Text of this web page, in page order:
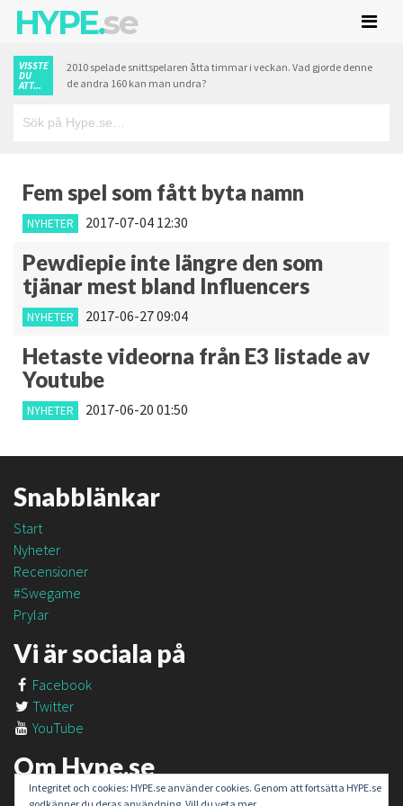
HYPE.se
VISSTE
DU
ATT...
2010 spelade snittspelaren åtta timmar i veckan. Vad gjorde denne
de andra 160 kan man undra?
Fem spel som fått byta namn
NYHETER 2017-07-04 12:30
Pewdiepie inte längre den som
tjänar mest bland Influencers
NYHETER 2017-06-27 09:04
Hetaste videorna från E3 listade av
Youtube
NYHETER 2017-06-20 01:50
Snabblänkar
Start
Nyheter
Recensioner
#Swegame
Prylar
Vi är sociala på
Facebook
Twitter
YouTube
Om Hype.se
Om oss
Integritet och cookies: HYPE.se använder cookies. Genom att fortsätta HYPE.se